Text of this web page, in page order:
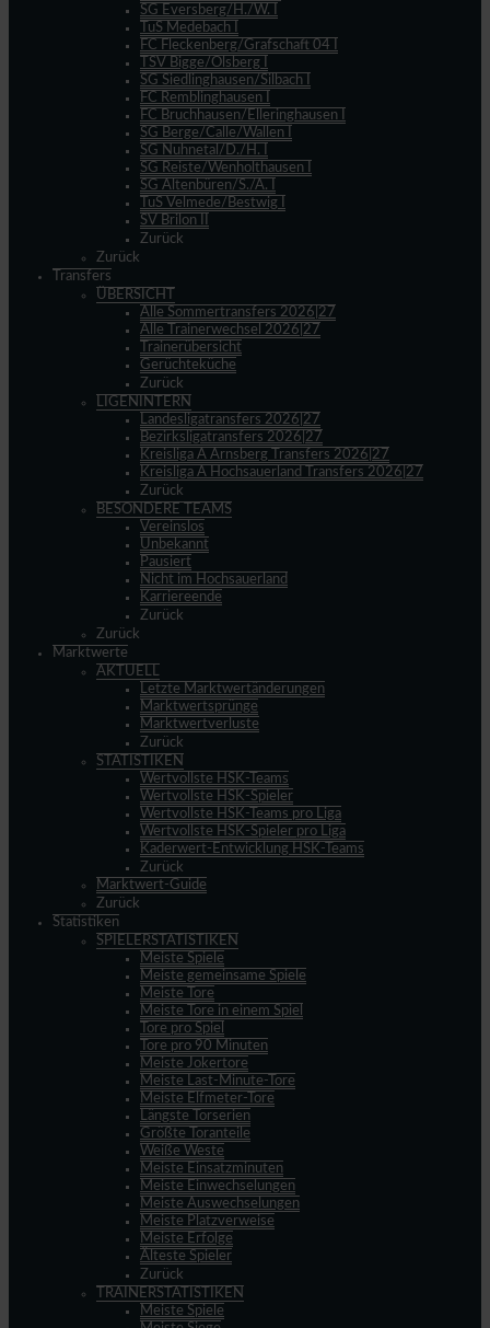
SG Eversberg/H./W. I
TuS Medebach I
FC Fleckenberg/Grafschaft 04 I
TSV Bigge/Olsberg I
SG Siedlinghausen/Silbach I
FC Remblinghausen I
FC Bruchhausen/Elleringhausen I
SG Berge/Calle/Wallen I
SG Nuhnetal/D./H. I
SG Reiste/Wenholthausen I
SG Altenbüren/S./A. I
TuS Velmede/Bestwig I
SV Brilon II
Zurück
Zurück
Transfers
ÜBERSICHT
Alle Sommertransfers 2026|27
Alle Trainerwechsel 2026|27
Trainerübersicht
Gerüchteküche
Zurück
LIGENINTERN
Landesligatransfers 2026|27
Bezirksligatransfers 2026|27
Kreisliga A Arnsberg Transfers 2026|27
Kreisliga A Hochsauerland Transfers 2026|27
Zurück
BESONDERE TEAMS
Vereinslos
Unbekannt
Pausiert
Nicht im Hochsauerland
Karriereende
Zurück
Zurück
Marktwerte
AKTUELL
Letzte Marktwertänderungen
Marktwertsprünge
Marktwertverluste
Zurück
STATISTIKEN
Wertvollste HSK-Teams
Wertvollste HSK-Spieler
Wertvollste HSK-Teams pro Liga
Wertvollste HSK-Spieler pro Liga
Kaderwert-Entwicklung HSK-Teams
Zurück
Marktwert-Guide
Zurück
Statistiken
SPIELERSTATISTIKEN
Meiste Spiele
Meiste gemeinsame Spiele
Meiste Tore
Meiste Tore in einem Spiel
Tore pro Spiel
Tore pro 90 Minuten
Meiste Jokertore
Meiste Last-Minute-Tore
Meiste Elfmeter-Tore
Längste Torserien
Größte Toranteile
Weiße Weste
Meiste Einsatzminuten
Meiste Einwechselungen
Meiste Auswechselungen
Meiste Platzverweise
Meiste Erfolge
Älteste Spieler
Zurück
TRAINERSTATISTIKEN
Meiste Spiele